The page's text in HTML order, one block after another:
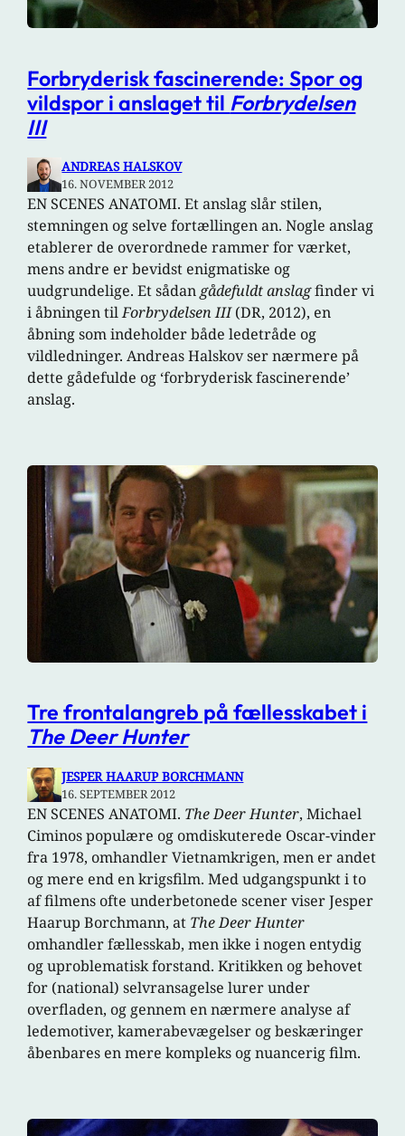
Forbryderisk fascinerende: Spor og
vildspor i anslaget til Forbrydelsen
III
ANDREAS HALSKOV
16. NOVEMBER 2012
EN SCENES ANATOMI. Et anslag slår stilen,
stemningen og selve fortællingen an. Nogle anslag
etablerer de overordnede rammer for værket,
mens andre er bevidst enigmatiske og
uudgrundelige. Et sådan gådefuldt anslagfinder vi
i åbningen tilForbrydelsen III(DR, 2012), en
åbning som indeholder både ledetråde og
vildledninger. Andreas Halskov ser nærmere på
dette gådefulde og ‘forbryderisk fascinerende’
anslag.
Tre frontalangreb på fællesskabet i
The Deer Hunter
JESPER HAARUP BORCHMANN
16. SEPTEMBER 2012
EN SCENES ANATOMI. The Deer Hunter, Michael
Ciminos populære og omdiskuterede Oscar-vinder
fra 1978, omhandler Vietnamkrigen, men er andet
og mere end en krigsfilm. Med udgangspunkt i to
af filmens ofte underbetonede scener viser Jesper
Haarup Borchmann, at The Deer Hunter
omhandler fællesskab, men ikke i nogen entydig
og uproblematisk forstand. Kritikken og behovet
for (national) selvransagelse lurer under
overfladen, og gennem en nærmere analyse af
ledemotiver, kamerabevægelser og beskæringer
åbenbares en mere kompleks og nuancerig film.